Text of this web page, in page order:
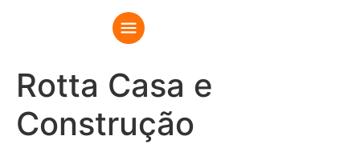
Rotta Casa e
Construção